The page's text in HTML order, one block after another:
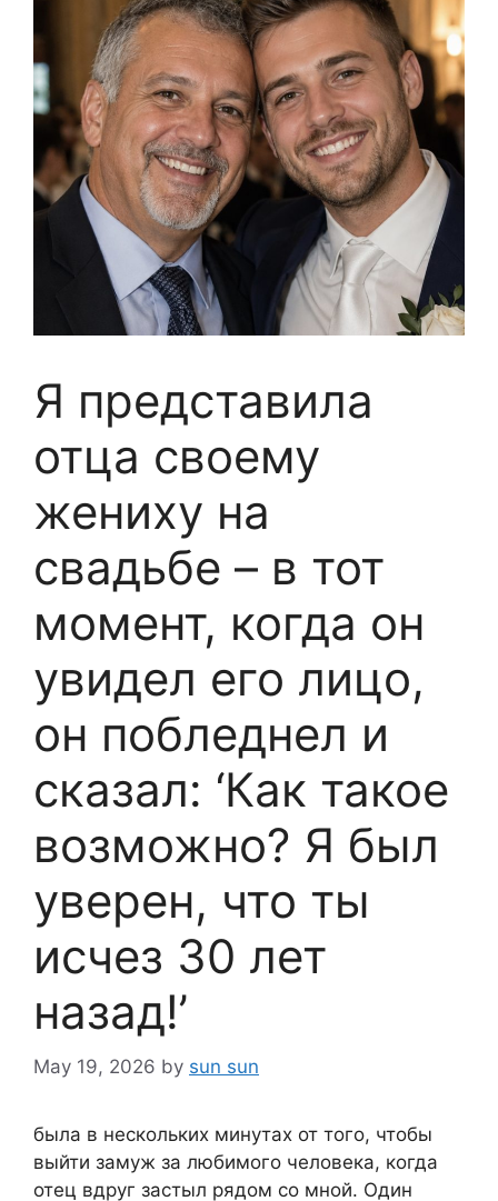
Я представила
отца своему
жениху на
свадьбе – в тот
момент, когда он
увидел его лицо,
он побледнел и
сказал: ‘Как такое
возможно? Я был
уверен, что ты
исчез 30 лет
назад!’
May 19, 2026 by sun sun
была в нескольких минутах от того, чтобы
выйти замуж за любимого человека, когда
отец вдруг застыл рядом со мной. Один